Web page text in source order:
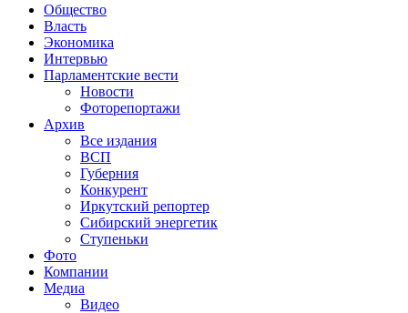
Общество
Власть
Экономика
Интервью
Парламентские вести
Новости
Фоторепортажи
Архив
Все издания
ВСП
Губерния
Конкурент
Иркутский репортер
Сибирский энергетик
Ступеньки
Фото
Компании
Медиа
Видео